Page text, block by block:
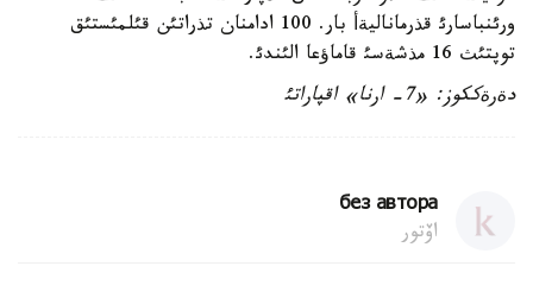
ورئنباسارئ قذرماناليةأ بار. 100 ادامنان تذراتئن قئلمئستئق
توپتئث 16 مذشةسئ قاماؤعا الئندئ.
دةرةككوز: «7- ارنا» اقپاراتئ
без автора
اۆتور